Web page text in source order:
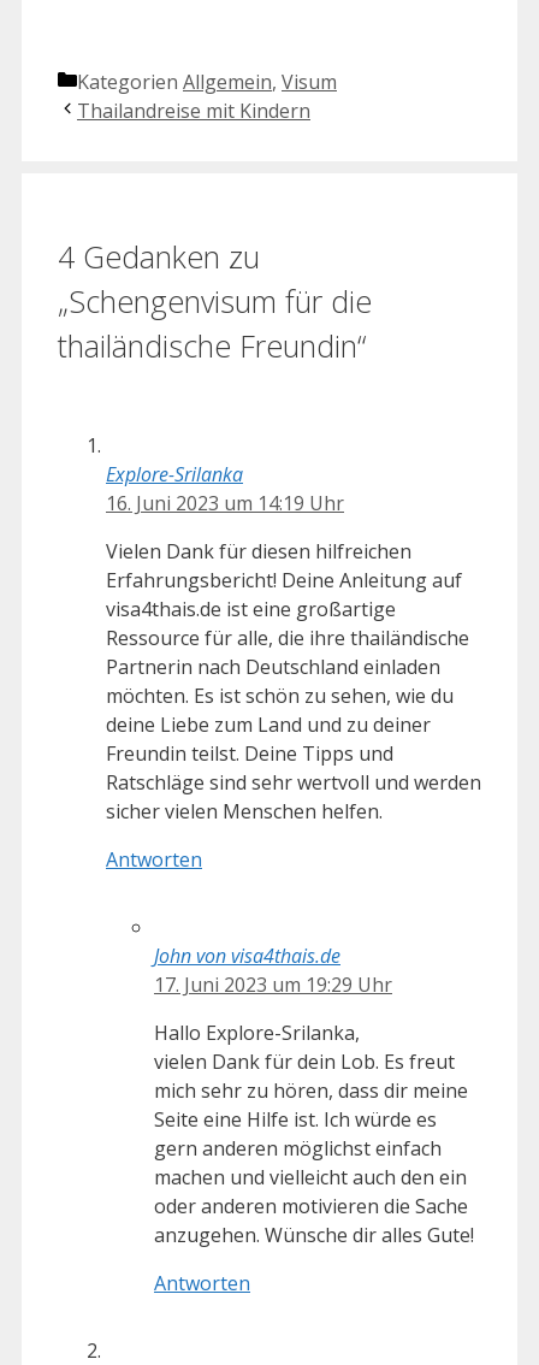
Kategorien Allgemein, Visum
Thailandreise mit Kindern
4 Gedanken zu
„Schengenvisum für die
thailändische Freundin“
Explore-Srilanka
16. Juni 2023 um 14:19 Uhr
Vielen Dank für diesen hilfreichen
Erfahrungsbericht! Deine Anleitung auf
visa4thais.de ist eine großartige
Ressource für alle, die ihre thailändische
Partnerin nach Deutschland einladen
möchten. Es ist schön zu sehen, wie du
deine Liebe zum Land und zu deiner
Freundin teilst. Deine Tipps und
Ratschläge sind sehr wertvoll und werden
sicher vielen Menschen helfen.
Antworten
John von visa4thais.de
17. Juni 2023 um 19:29 Uhr
Hallo Explore-Srilanka,
vielen Dank für dein Lob. Es freut
mich sehr zu hören, dass dir meine
Seite eine Hilfe ist. Ich würde es
gern anderen möglichst einfach
machen und vielleicht auch den ein
oder anderen motivieren die Sache
anzugehen. Wünsche dir alles Gute!
Antworten